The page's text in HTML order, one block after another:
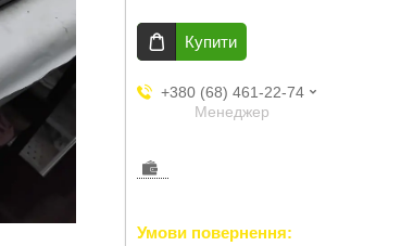
Купити
+380 (68) 461-22-74
Менеджер